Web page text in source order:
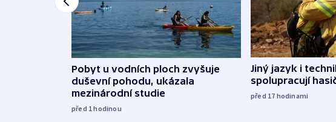
Pobyt u vodních ploch zvyšuje
duševní pohodu, ukázala
mezinárodní studie
před 1hodinou
Jiný jazyk i
spolupracují
před 17 hodinami